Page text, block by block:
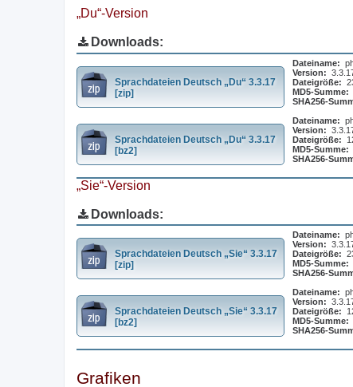
„Du“-Version
Downloads:
Sprachdateien Deutsch „Du“ 3.3.17
[zip]
Dateiname:
Version:
Dateigröße:
MD5-Summe:
SHA256-
Sprachdateien Deutsch „Du“ 3.3.17
[bz2]
Dateiname:
Version:
Dateigröße:
MD5-Summe:
SHA256-
„Sie“-Version
Downloads:
Sprachdateien Deutsch „Sie“ 3.3.17
[zip]
Dateiname:
Version:
Dateigröße:
MD5-Summe:
SHA256-
Sprachdateien Deutsch „Sie“ 3.3.17
[bz2]
Dateiname:
Version:
Dateigröße:
MD5-Summe:
SHA256-
Grafiken